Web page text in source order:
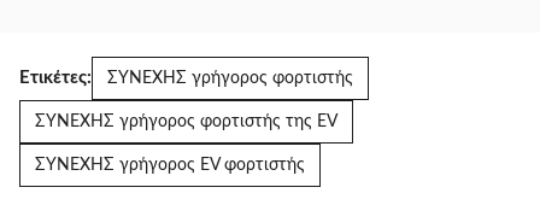
Ετικέτες: ΣΥΝΕΧΗΣ γρήγορος φορτιστής
ΣΥΝΕΧΗΣ γρήγορος φορτιστής της EV
ΣΥΝΕΧΗΣ γρήγορος EV φορτιστής